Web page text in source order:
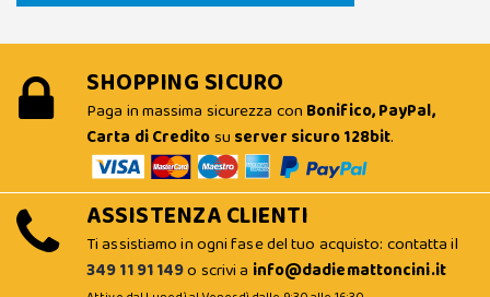
SHOPPING SICURO
Paga in massima sicurezza con Bonifico, PayPal,
Carta di Creditosu server sicuro 128bit.
ASSISTENZA CLIENTI
Ti assistiamo in ogni fase del tuo acquisto: contatta il
349 11 91 149o scrivi a info@dadiemattoncini.it